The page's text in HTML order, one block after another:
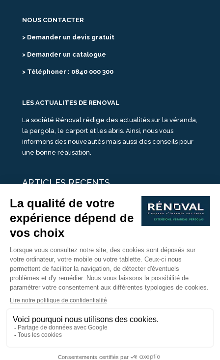
NOUS CONTACTER
> Demander un devis gratuit
> Demander un catalogue
> Téléphoner : 0840 000 300
LES ACTUALITES DE RENOVAL
La société Rénoval rédige des actualités sur la véranda,
la pergola, le carport et les abris. Ainsi, nous vous
informons des nouveautés mais aussi des conseils pour
une bonne réalisation.
ARTICLES RECENTS
25 idées de vérandas design
Un été pour une véranda
Portes Ouvertes Véranda Extension Suisse | 26-27 Juin
Une ombre avec une pergola aluminium
portes ouvertes véranda sur mesure
Nous Suivre